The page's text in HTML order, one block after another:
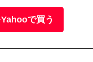
で買う